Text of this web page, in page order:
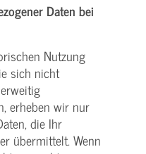
Daten bei
Nutzung
sich nicht
erheben wir nur
die Ihr
übermittelt. Wenn